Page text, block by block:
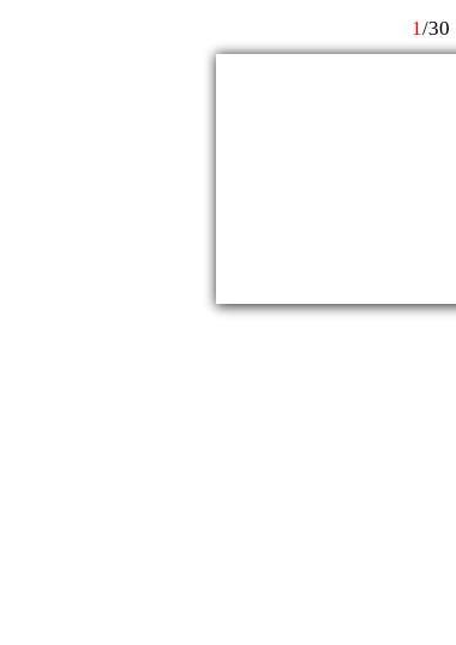
1/30